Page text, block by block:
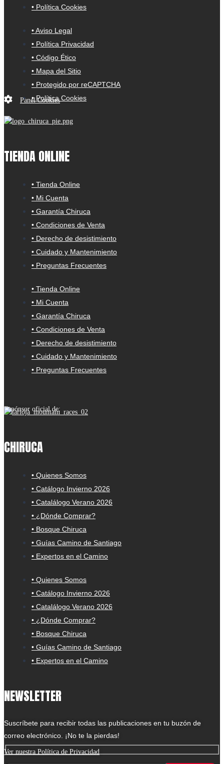
• Política Cookies
• Aviso Legal
• Política Privacidad
• Código Ético
• Mapa del Sitio
• Protegido por reCAPTCHA
• Política Cookies
Panel Cookies
TIENDA ONLINE
• Tienda Online
• Mi Cuenta
• Garantía Chiruca
• Condiciones de Venta
• Derecho de desistimiento
• Cuidado y Mantenimiento
• Preguntas Frecuentes
• Tienda Online
• Mi Cuenta
• Garantía Chiruca
• Condiciones de Venta
• Derecho de desistimiento
• Cuidado y Mantenimiento
• Preguntas Frecuentes
Espónsor oficial de:
CHIRUCA
• Quienes Somos
• Catálogo Invierno 2026
• Catalálogo Verano 2026
• ¿Dónde Comprar?
• Bosque Chiruca
• Guías Camino de Santiago
• Expertos en el Camino
• Quienes Somos
• Catálogo Invierno 2026
• Catalálogo Verano 2026
• ¿Dónde Comprar?
• Bosque Chiruca
• Guías Camino de Santiago
• Expertos en el Camino
NEWSLETTER
Suscríbete para recibir todas las publicaciones en tu buzón de
correo electrónico. ¡No te la pierdas!
Ver nuestra Política de Privacidad